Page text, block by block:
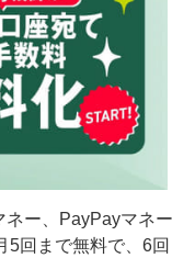
ー、PayPayマネー
5回まで無料で、6回